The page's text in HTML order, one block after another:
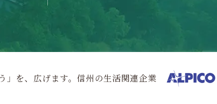
」を、広げます。信州の生活関連企業